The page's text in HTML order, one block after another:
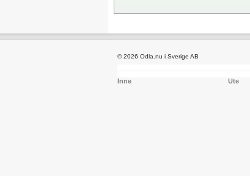
© 2026 Odla.nu i Sverige AB
Inne Ute